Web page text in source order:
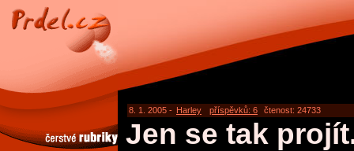
8. 1. 2005 - Harley příspěvků: 6 čtenost: 24733
Jen se tak